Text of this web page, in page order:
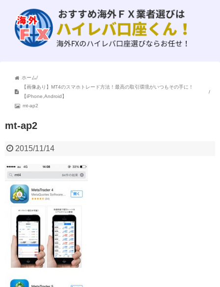
ホーム/
【画像あり】MT4のスマホトレード方法！最高の取引環境がいつもその手に！
【iPhone,Android】
/
mt-ap2
mt-ap2
2015/11/14